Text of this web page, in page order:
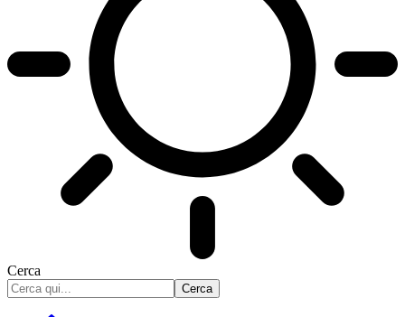
Cerca